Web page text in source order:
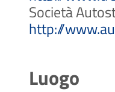
Società
http://
Luogo